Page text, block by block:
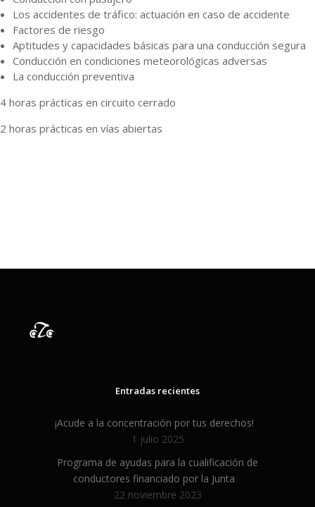
Los accidentes de tráfico: actuación en caso de accidente
Factores de riesgo
Aptitudes y capacidades básicas para una conducción segura
Conducción en condiciones meteorológicas adversas
La conducción preventiva
4 horas prácticas en circuito cerrado
2 horas prácticas en vías abiertas
Entradas recientes
¡Acude a la concentración por tus derechos!
1 julio 2025
Programa de ayudas para la cualificación de
conductores financiado por la Junta
22 noviembre 2023